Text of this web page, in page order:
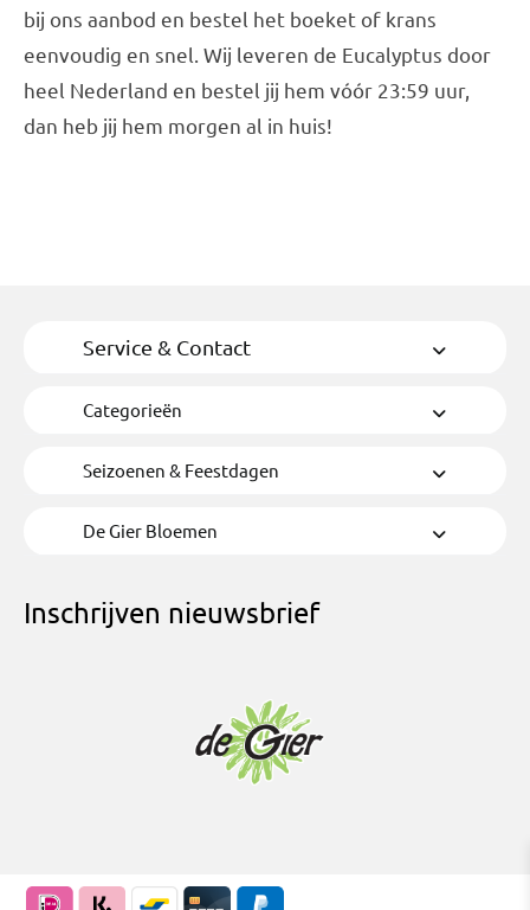
bij ons aanbod en bestel het boeket of krans
eenvoudig en snel. Wij leveren de Eucalyptus door
heel Nederland en bestel jij hem vóór 23:59 uur,
dan heb jij hem morgen al in huis!
Service & Contact
Categorieën
Seizoenen & Feestdagen
De Gier Bloemen
Inschrijven nieuwsbrief